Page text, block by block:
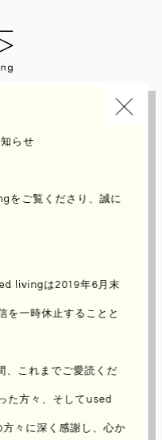
らせ
をご覧くださり、誠に
livingは2019年6月末
を一時休止することと
、これまでご愛読くだ
た方々、 そしてused
々に深く感謝し、心か